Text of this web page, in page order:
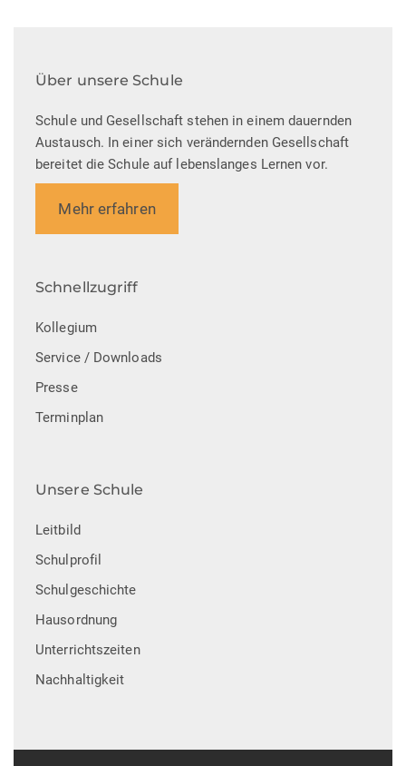
Über unsere Schule
Schule und Gesellschaft stehen in einem dauernden
Austausch. In einer sich verändernden Gesellschaft
bereitet die Schule auf lebenslanges Lernen vor.
Mehr erfahren
Schnellzugriff
Kollegium
Service / Downloads
Presse
Terminplan
Unsere Schule
Leitbild
Schulprofil
Schulgeschichte
Hausordnung
Unterrichtszeiten
Nachhaltigkeit